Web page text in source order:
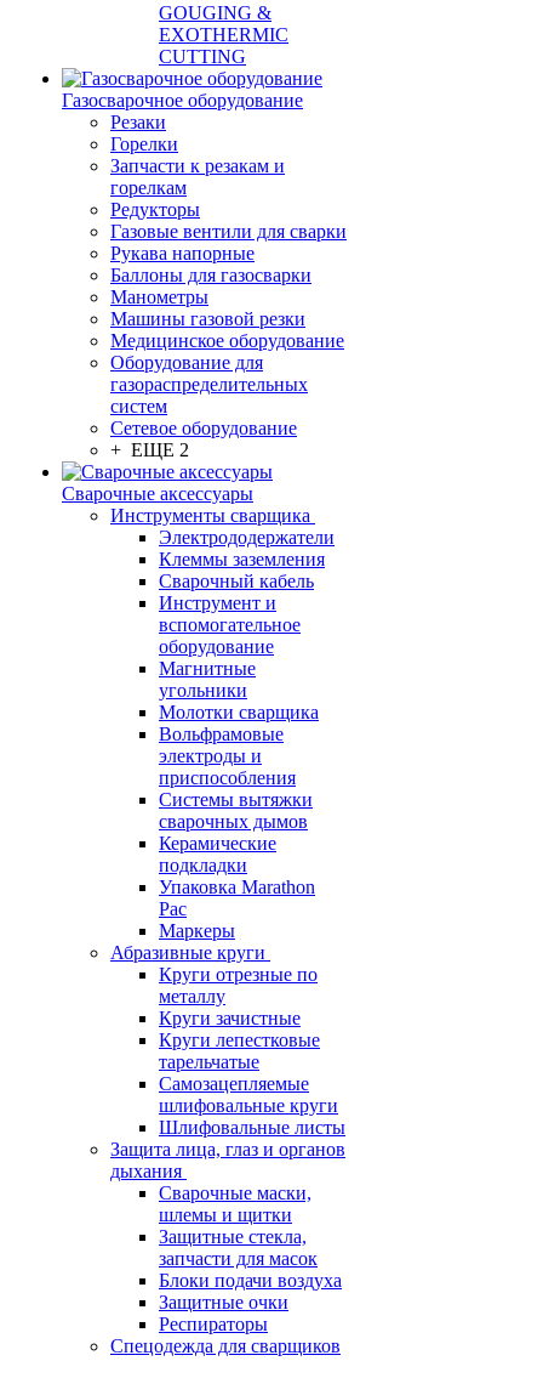
GOUGING &
EXOTHERMIC
CUTTING
Газосварочное оборудование
Резаки
Горелки
Запчасти к резакам и
горелкам
Редукторы
Газовые вентили для сварки
Рукава напорные
Баллоны для газосварки
Манометры
Машины газовой резки
Медицинское оборудование
Оборудование для
газораспределительных
систем
Сетевое оборудование
+ ЕЩЕ 2
Сварочные аксессуары
Инструменты сварщика
Электрододержатели
Клеммы заземления
Сварочный кабель
Инструмент и
вспомогательное
оборудование
Магнитные
угольники
Молотки сварщика
Вольфрамовые
электроды и
приспособления
Системы вытяжки
сварочных дымов
Керамические
подкладки
Упаковка Marathon
Pac
Маркеры
Абразивные круги
Круги отрезные по
металлу
Круги зачистные
Круги лепестковые
тарельчатые
Самозацепляемые
шлифовальные круги
Шлифовальные листы
Защита лица, глаз и органов
дыхания
Сварочные маски,
шлемы и щитки
Защитные стекла,
запчасти для масок
Блоки подачи воздуха
Защитные очки
Респираторы
Спецодежда для сварщиков